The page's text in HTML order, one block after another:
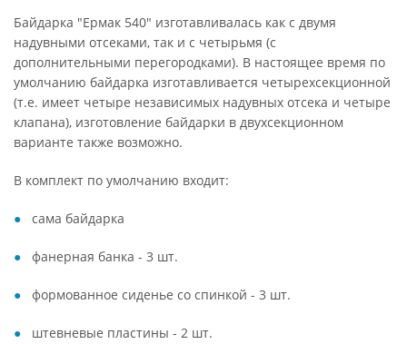
Байдарка "Ермак 540" изготавливалась как с двумя
надувными отсеками, так и с четырьмя (с
дополнительными перегородками). В настоящее время по
умолчанию байдарка изготавливается четырехсекционной
(т.е. имеет четыре независимых надувных отсека и четыре
клапана), изготовление байдарки в двухсекционном
варианте также возможно.
В комплект по умолчанию входит:
сама байдарка
фанерная банка - 3 шт.
формованное сиденье со спинкой - 3 шт.
штевневые пластины - 2 шт.